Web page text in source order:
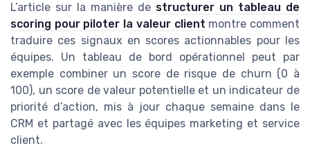
L’article sur la manière de structurer un tableau de
scoring pour piloter la valeur client montre comment
traduire ces signaux en scores actionnables pour les
équipes. Un tableau de bord opérationnel peut par
exemple combiner un score de risque de churn (0 à
100), un score de valeur potentielle et un indicateur de
priorité d’action, mis à jour chaque semaine dans le
CRM et partagé avec les équipes marketing et service
client.